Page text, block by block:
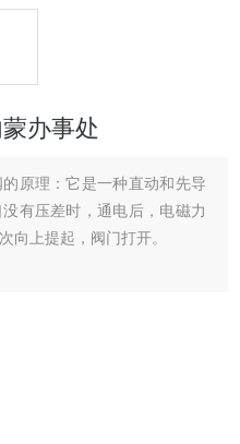
办事处
原理：它是一种直动和先导
有压差时，通电后，电磁力
向上提起，阀门打开。